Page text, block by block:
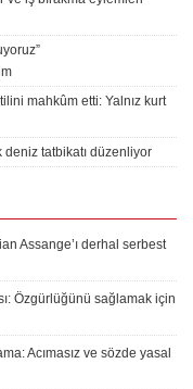
mahkûm etti: Yalnız kurt
deniz tatbikatı düzenliyor
Assange’ı derhal serbest
Özgürlüğünü sağlamak için
Acımasız ve sözde yasal